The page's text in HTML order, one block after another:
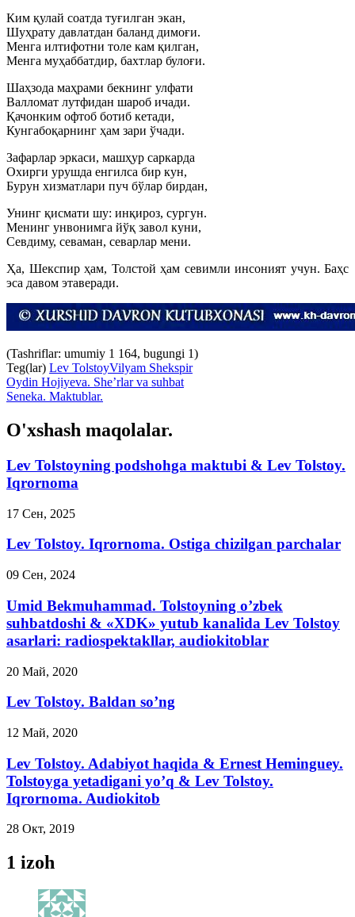
Ким қулай соатда туғилган экан,
Шуҳрату давлатдан баланд димоғи.
Менга илтифотни толе кам қилган,
Менга муҳаббатдир, бахтлар булоғи.
Шаҳзода маҳрами бекнинг улфати
Валломат лутфидан шароб ичади.
Қачонким офтоб ботиб кетади,
Кунгабоқарнинг ҳам зари ўчади.
Зафарлар эркаси, машҳур саркарда
Охирги урушда енгилса бир кун,
Бурун хизматлари пуч бўлар бирдан,
Унинг қисмати шу: инқироз, сургун.
Менинг унвонимга йўқ завол куни,
Севдиму, севаман, севарлар мени.
Ҳа, Шекспир ҳам, Толстой ҳам севимли инсоният учун. Баҳс
эса давом этаверади.
(Tashriflar: umumiy 1 164, bugungi 1)
Teg(lar) Lev TolstoyVilyam Shekspir
Oydin Hojiyeva. She’rlar va suhbat
Seneka. Maktublar.
O'xshash maqolalar.
Lev Tolstoyning podshohga maktubi & Lev Tolstoy.
Iqrornoma
17 Сен, 2025
Lev Tolstoy. Iqrornoma. Ostiga chizilgan parchalar
09 Сен, 2024
Umid Bekmuhammad. Tolstoyning o’zbek
suhbatdoshi & «XDK» yutub kanalida Lev Tolstoy
asarlari: radiospektakllar, audiokitoblar
20 Май, 2020
Lev Tolstoy. Baldan so’ng
12 Май, 2020
Lev Tolstoy. Adabiyot haqida & Ernest Heminguey.
Tolstoyga yetadigani yo’q & Lev Tolstoy.
Iqrornoma. Audiokitob
28 Окт, 2019
1 izoh